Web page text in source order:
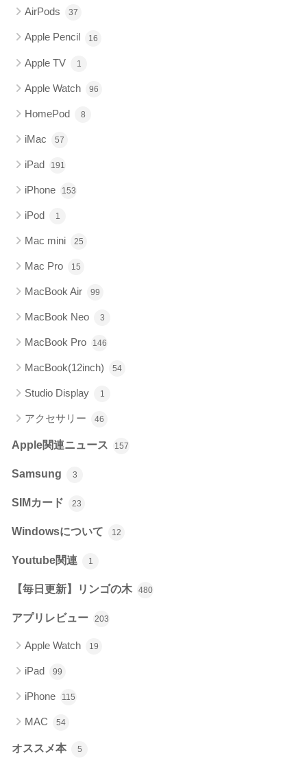
AirPods 37
Apple Pencil 16
Apple TV 1
Apple Watch 96
HomePod 8
iMac 57
iPad 191
iPhone 153
iPod 1
Mac mini 25
Mac Pro 15
MacBook Air 99
MacBook Neo 3
MacBook Pro 146
MacBook(12inch) 54
Studio Display 1
アクセサリー 46
Apple関連ニュース 157
Samsung 3
SIMカード 23
Windowsについて 12
Youtube関連 1
【毎日更新】リンゴの木 480
アプリレビュー 203
Apple Watch 19
iPad 99
iPhone 115
MAC 54
オススメ本 5